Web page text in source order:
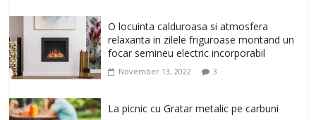
Un ten regenerat, fara riduri. Crema
antirid Ivatherm pentru o piele neteda si
elastica.
February 6, 2026 0
O locuinta calduroasa si atmosfera
relaxanta in zilele friguroase montand un
focar semineu electric incorporabil
November 13, 2022 3
La picnic cu Gratar metalic pe carbuni